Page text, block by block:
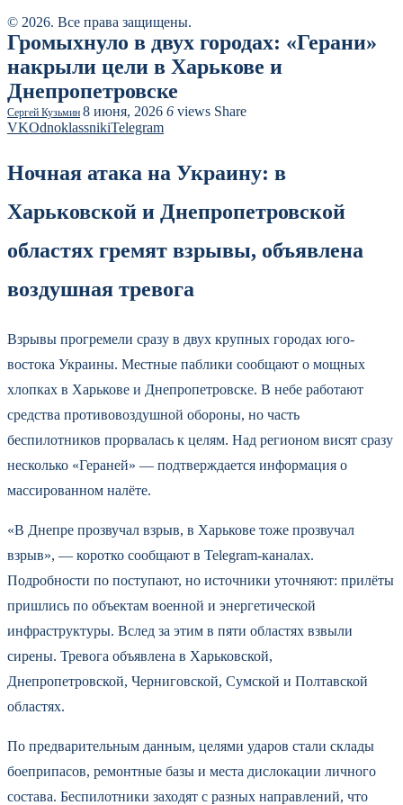
© 2026. Все права защищены.
Громыхнуло в двух городах: «Герани»
накрыли цели в Харькове и
Днепропетровске
Сергей Кузьмин 8 июня, 2026 6 views Share
VKOdnoklassnikiTelegram
Ночная атака на Украину: в
Харьковской и Днепропетровской
областях гремят взрывы, объявлена
воздушная тревога
Взрывы прогремели сразу в двух крупных городах юго-
востока Украины. Местные паблики сообщают о мощных
хлопках в Харькове и Днепропетровске. В небе работают
средства противовоздушной обороны, но часть
беспилотников прорвалась к целям. Над регионом висят сразу
несколько «Гераней» — подтверждается информация о
массированном налёте.
«В Днепре прозвучал взрыв, в Харькове тоже прозвучал
взрыв», — коротко сообщают в Telegram-каналах.
Подробности по поступают, но источники уточняют: прилёты
пришлись по объектам военной и энергетической
инфраструктуры. Вслед за этим в пяти областях взвыли
сирены. Тревога объявлена в Харьковской,
Днепропетровской, Черниговской, Сумской и Полтавской
областях.
По предварительным данным, целями ударов стали склады
боеприпасов, ремонтные базы и места дислокации личного
состава. Беспилотники заходят с разных направлений, что